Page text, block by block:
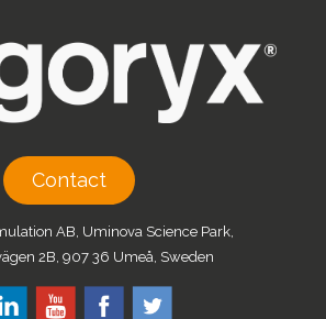
Contact
AB, Uminova Science Park,
2B, 907 36 Umeå, Sweden